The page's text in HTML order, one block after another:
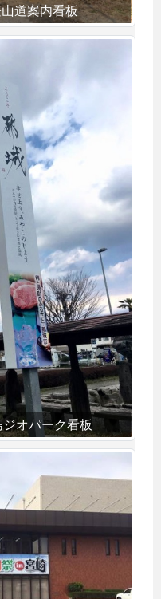
道案内看板
オパーク看板